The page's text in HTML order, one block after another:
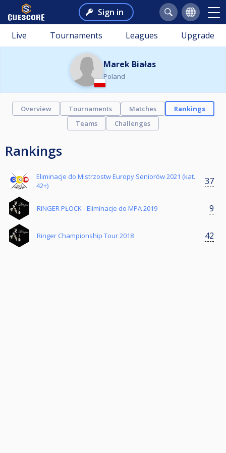
Sign in
Live Tournaments Leagues Upgrade
Marek Białas
Poland
Overview Tournaments Matches
Rankings
Teams
Challenges
Rankings
Eliminacje do Mistrzostw Europy Seniorów 2021 (kat.
42+)
37
RINGER PŁOCK - Eliminacje do MPA 2019 9
Ringer Championship Tour 2018 42